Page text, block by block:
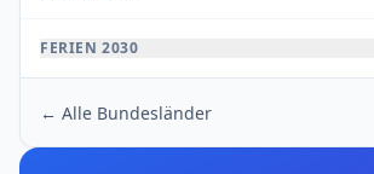
FERIEN 2030
← Alle Bundesländer